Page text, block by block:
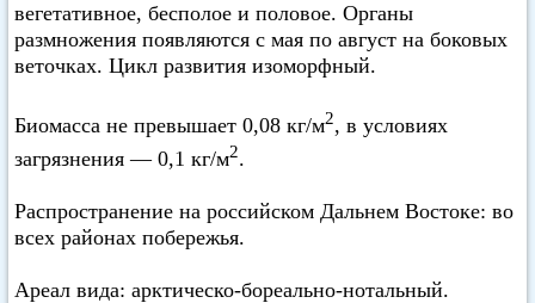
вегетативное, бесполое и половое. Органы
размножения появляются с мая по август на боковых
веточках. Цикл развития изоморфный.
Биомасса не превышает 0,08 кг/м2, в условиях
загрязнения — 0,1 кг/м2.
Распространение на российском Дальнем Востоке: во
всех районах побережья.
Ареал вида: арктическо-бореально-нотальный.